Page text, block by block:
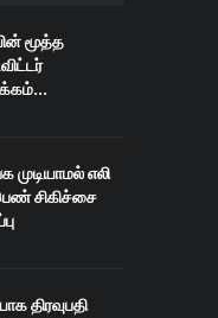
மூத்த
முடியாமல் எலி
சிகிச்சை
திரவுபதி